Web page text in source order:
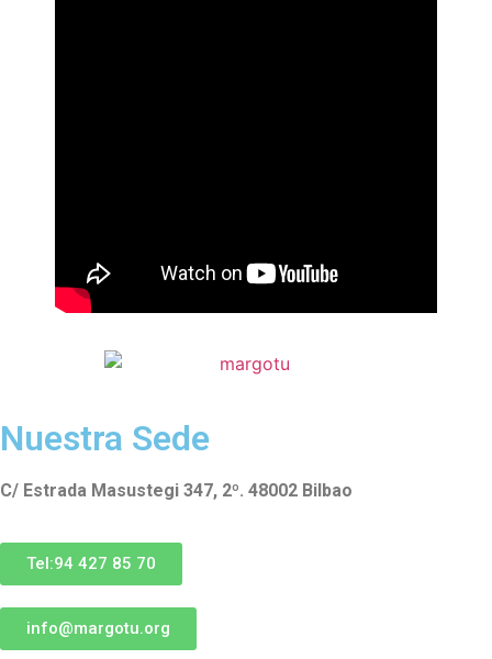
Nuestra Sede
C/ Estrada Masustegi 347, 2º. 48002 Bilbao
Tel:94 427 85 70
info@margotu.org